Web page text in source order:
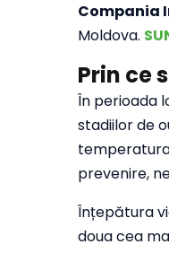
Compania
Moldova.
Prin ce
În perioada
stadiilor de
prevenire,
Înțepătura
doua cea